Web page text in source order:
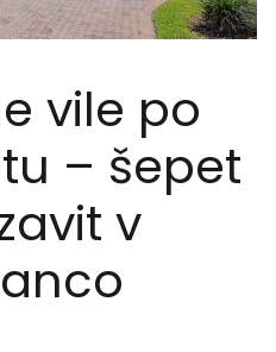
vile po
– šepet
v